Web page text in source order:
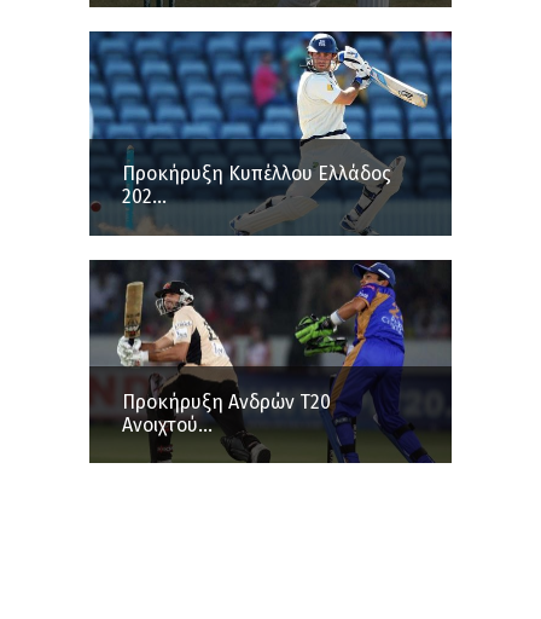
Προκήρυξη Κυπέλλου Ελλάδος
202...
Προκήρυξη Ανδρών Τ20
Ανοιχτού...